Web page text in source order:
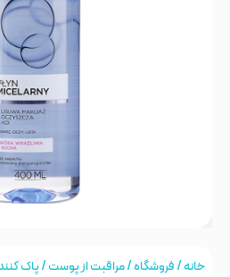
خانه/فروشگاه/مراقبت از پوست/پاک